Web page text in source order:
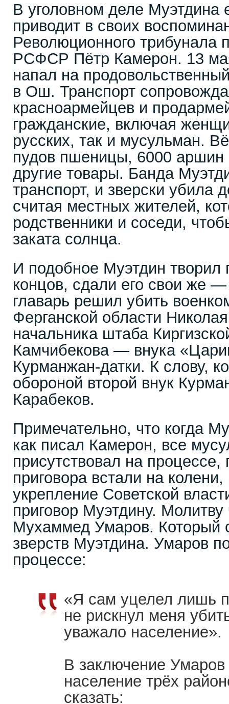
В уголовном деле Муэтдина
приводит в своих
Революционного трибунала
РСФСР Пётр Камерон. 13
напал на
в Ош. Транспорт
красноармейцев и
гражданские, включая
русских, так и мусульман.
пудов пшеницы, 6000
другие товары. Банда
транспорт, и зверски убила
считая местных жителей,
родственники и соседи,
заката солнца.
И подобное Муэтдин творил
концов, сдали его свои же —
главарь решил убить
Ферганской области
начальника штаба
Камчибекова — внука
Курманжан-датки. К слову,
обороной второй внук
Карабеков.
Примечательно, что когда
как писал Камерон, все
присутствовал на
приговора встали на
укрепление Советской
приговор Муэтдину.
Мухаммед Умаров. Который
зверств Муэтдина. Умаров
процессе:
«Я сам уцелел лишь
не рискнул меня
уважало население».
В заключение Умаров
население трёх
сказать: